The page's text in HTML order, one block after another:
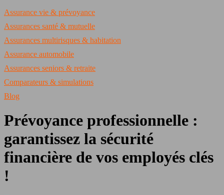
Assurance vie & prévoyance
Assurances santé & mutuelle
Assurances multirisques & habitation
Assurance automobile
Assurances seniors & retraite
Comparateurs & simulations
Blog
Prévoyance professionnelle :
garantissez la sécurité
financière de vos employés clés
!